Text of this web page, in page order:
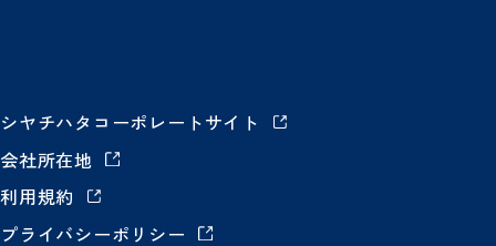
シヤチハタコーポレートサイト
会社所在地
利用規約
プライバシーポリシー